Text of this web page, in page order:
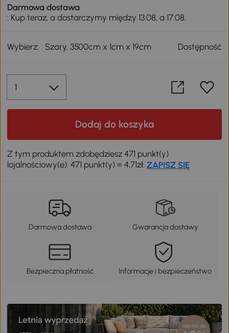
Darmowa dostawa
: Kup teraz, a dostarczymy między 13.08, a 17.08.
Wybierz: Szary, 3500cm x 1cm x 19cm Dostępność
Dodaj do koszyka
Z tym produktem zdobędziesz 471 punkt(y)
lojalnościowy(e). 471 punkt(y) = 4,71zł.ZAPISZ SIĘ
Darmowa dostawa Gwarancja dostawy
Bezpieczna płatność Informacje i bezpieczeństwo